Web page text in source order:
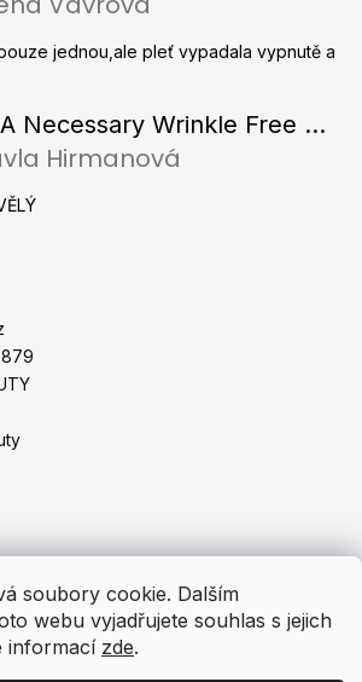
soubory cookie. Dalším
webu vyjadřujete souhlas s jejich
informací zde.
produktu je 5 z 5 hvězdiček.
jednou,ale pleť vypadala vypnutě a
VELLA Necessary Wrinkle Free Ampoule - Protivrásková ampule s kolagenovými vlákny a zlatým práškem 50 ml
produktu je 5 z 5 hvězdiček.
Hirmanová
údajů